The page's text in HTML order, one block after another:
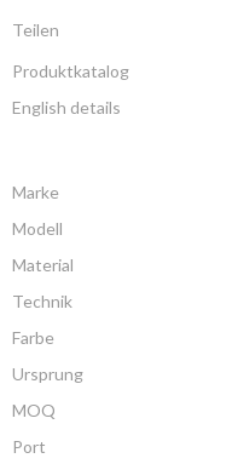
Teilen
Produktkatalog
English details
Marke
Modell
Material
Technik
Farbe
Ursprung
MOQ
Port